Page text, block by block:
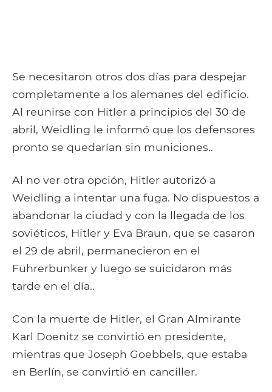
Se necesitaron otros dos días para despejar
completamente a los alemanes del edificio.
Al reunirse con Hitler a principios del 30 de
abril, Weidling le informó que los defensores
pronto se quedarían sin municiones..
Al no ver otra opción, Hitler autorizó a
Weidling a intentar una fuga. No dispuestos a
abandonar la ciudad y con la llegada de los
soviéticos, Hitler y Eva Braun, que se casaron
el 29 de abril, permanecieron en el
Führerbunker y luego se suicidaron más
tarde en el día..
Con la muerte de Hitler, el Gran Almirante
Karl Doenitz se convirtió en presidente,
mientras que Joseph Goebbels, que estaba
en Berlín, se convirtió en canciller.